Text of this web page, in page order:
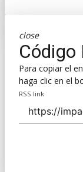
close
Código
Para copiar el
haga clic en el
RSS link